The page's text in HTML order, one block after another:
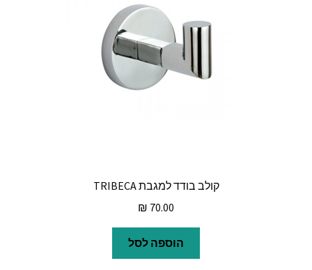
קולב בודד למגבת TRIBECA
₪ 70.00
הוספה לסל